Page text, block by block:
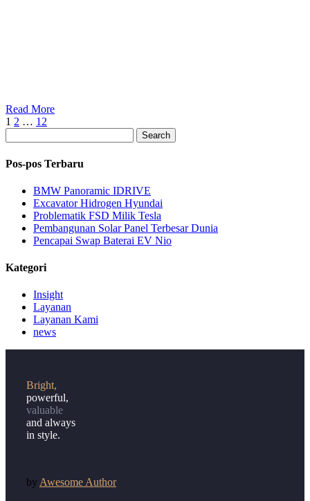
Read More
1 2 … 12
Search
Pos-pos Terbaru
BMW Panoramic IDRIVE
Excavator Hidrogen Hyundai
Problematik FSD Milik Tesla
Pembangunan Solar Panel Terbesar Dunia
Pencapai Swap Baterai EV Nio
Kategori
Insight
Layanan
Layanan Kami
news
Bright,
powerful,
valuable
and always
in style.
by Awesome Author